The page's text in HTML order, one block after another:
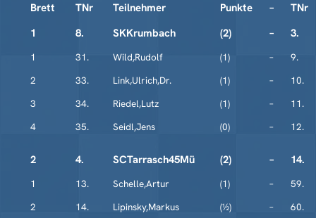
Brett
TNr Teilnehmer Punkte –
TNr
1
8. SKKrumbach (2) – 3.
1 31. Wild,Rudolf (1) –
9.
2
33. Link,Ulrich,Dr. (1) –
10.
3
34. Riedel,Lutz (1) –
11.
4
35. Seidl,Jens (0) – 12.
2 4. SCTarrasch45Mü (2) – 14.
1 13. Schelle,Artur (1) –
59.
2
14. Lipinsky,Markus (½) –
60.